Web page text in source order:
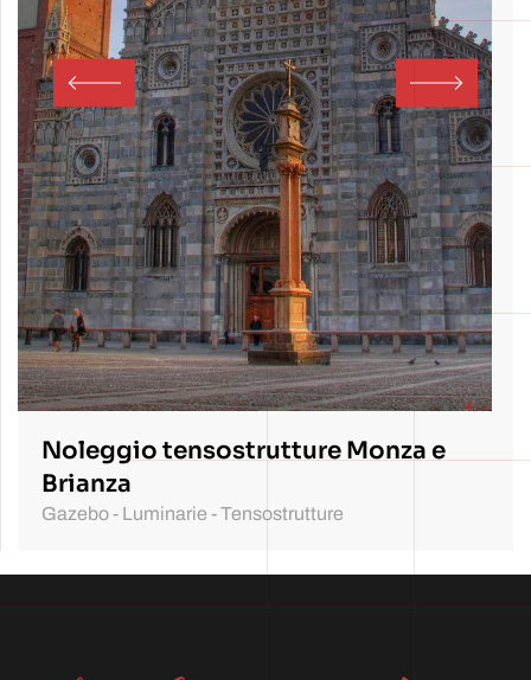
Noleggio tensostrutture Monza e
Brianza
Gazebo - Luminarie - Tensostrutture